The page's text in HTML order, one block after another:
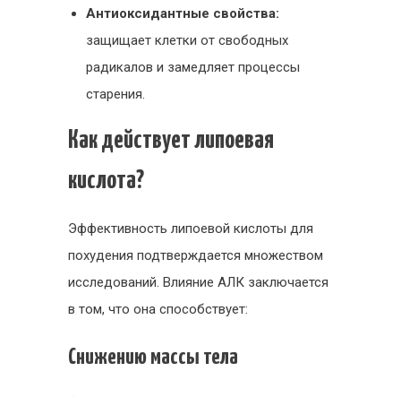
Антиоксидантные свойства:
защищает клетки от свободных
радикалов и замедляет процессы
старения.
Как действует липоевая
кислота?
Эффективность липоевой кислоты для
похудения подтверждается множеством
исследований. Влияние АЛК заключается
в том, что она способствует:
Снижению массы тела